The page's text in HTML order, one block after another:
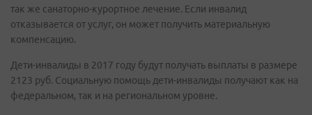
так же санаторно-курортное лечение. Если инвалид
отказывается от услуг, он может получить материальную
компенсацию.
Дети-инвалиды в 2017 году будут получать выплаты в размере
2123 руб. Социальную помощь дети-инвалиды получают как на
федеральном, так и на региональном уровне.